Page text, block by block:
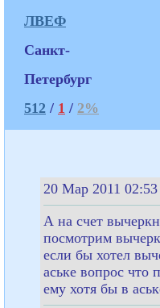
ЛВЕФ
Санкт-
Петербург
512 / 1 / 2%
20 Мар 2011 02:53
А на счет
посмотрим
если бы хотел
аське вопрос что
ему хотя бы в